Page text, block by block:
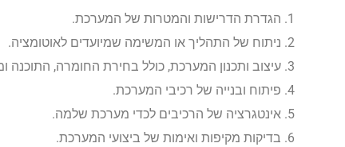
הגדרת הדרישות והמטרות של המערכת.
ניתוח של התהליך או המשימה שמיועדים לאוטומציה.
עיצוב ותכנון המערכת, כולל בחירת החומרה,
פיתוח ובנייה של רכיבי המערכת.
אינטגרציה של הרכיבים לכדי מערכת שלמה.
בדיקות מקיפות ואימות של ביצועי המערכת.